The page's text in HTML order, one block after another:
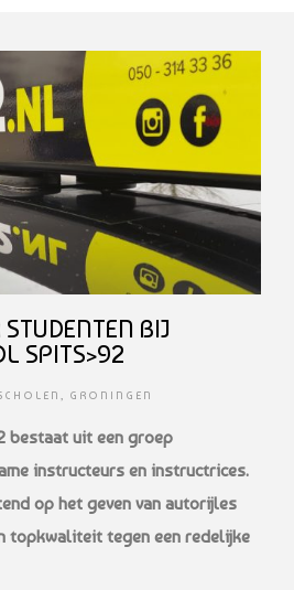
BIJ
SPITS>92
, GRONINGEN
bestaat uit een groep
instructeurs en instructrices.
op het geven van autorijles
topkwaliteit tegen een redelijke